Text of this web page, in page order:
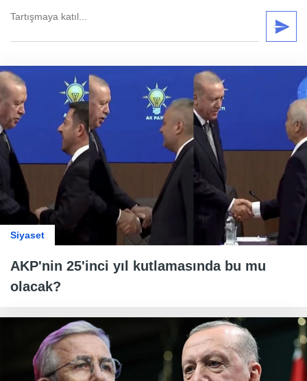
Siyaset
AKP'nin 25'inci yıl kutlamasında bu mu
olacak?